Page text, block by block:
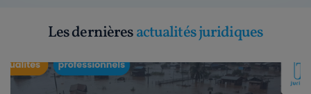
Les dernièresactualités juridiques